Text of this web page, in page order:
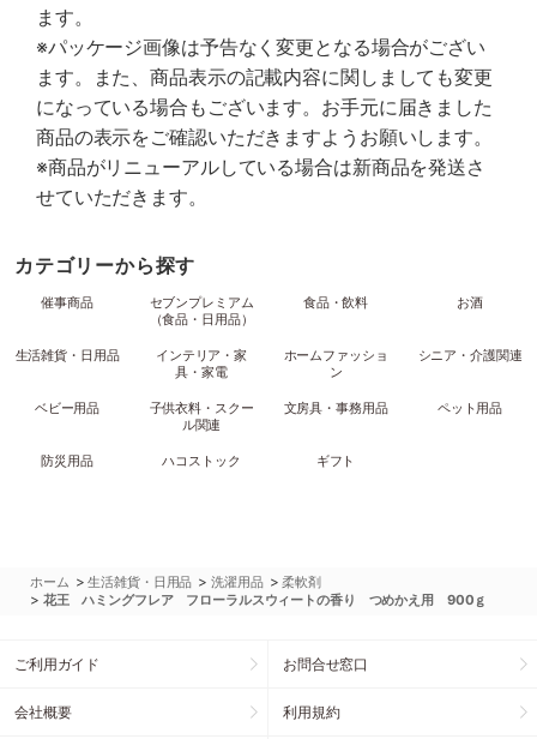
ます。
※パッケージ画像は予告なく変更となる場合がござい
ます。また、商品表示の記載内容に関しましても変更
になっている場合もございます。お手元に届きました
商品の表示をご確認いただきますようお願いします。
※商品がリニューアルしている場合は新商品を発送さ
せていただきます。
カテゴリーから探す
催事商品
セブンプレミアム
（食品・日用品）
食品・飲料 お酒
生活雑貨・日用品
インテリア・家
具・家電
ホームファッショ
ン
シニア・介護関連
ベビー用品
子供衣料・スクー
ル関連
文房具・事務用品 ペット用品
防災用品 ハコストック ギフト
ホーム >生活雑貨・日用品 >洗濯用品 >柔軟剤
> 花王 ハミングフレア フローラルスウィートの香り つめかえ用 900ｇ
ご利用ガイド お問合せ窓口
会社概要 利用規約